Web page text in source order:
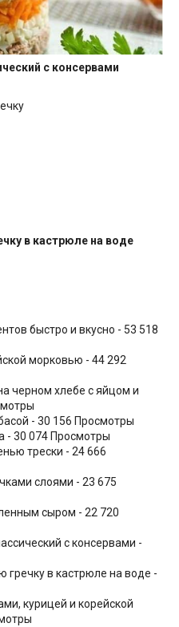
с консервами
в кастрюле на воде
быстро и вкусно - 53 518
морковью - 44 292
черном хлебе с яйцом и
- 30 156 Просмотры
- 30 074 Просмотры
трески - 24 666
слоями - 23 675
сыром - 22 720
с консервами -
гречку в кастрюле на воде -
курицей и корейской